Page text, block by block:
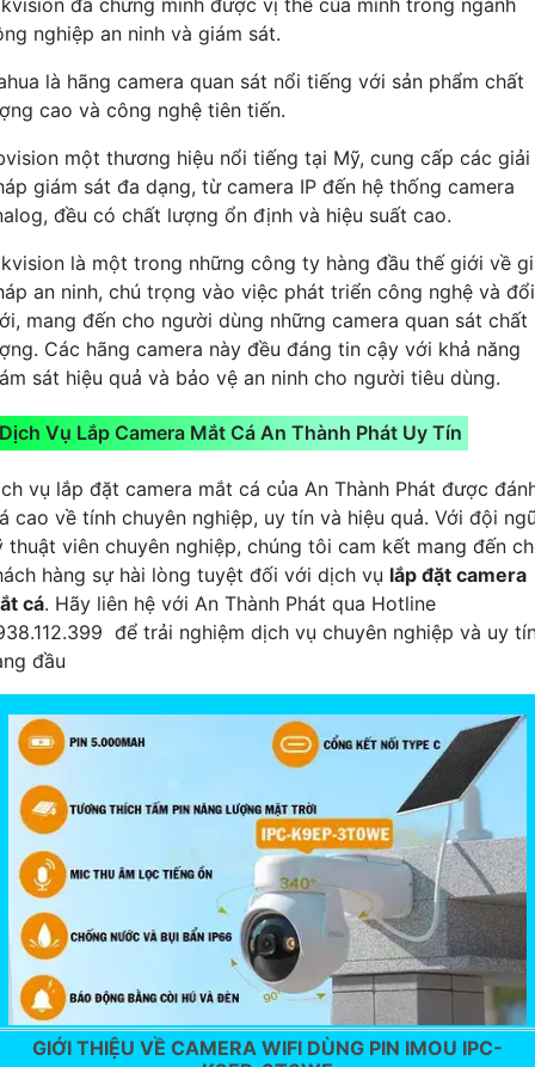
nghiệp an ninh và giám sát.
là hãng camera quan sát nổi tiếng với sản phẩm chất
cao và công nghệ tiên tiến.
một thương hiệu nổi tiếng tại Mỹ, cung cấp các giải
giám sát đa dạng, từ camera IP đến hệ thống camera
đều có chất lượng ổn định và hiệu suất cao.
là một trong những công ty hàng đầu thế giới về
an ninh, chú trọng vào việc phát triển công nghệ và đổi
mang đến cho người dùng những camera quan sát chất
Các hãng camera này đều đáng tin cậy với khả năng
sát hiệu quả và bảo vệ an ninh cho người tiêu dùng.
Dịch Vụ Lắp Camera Mắt Cá An Thành Phát Uy Tín
vụ lắp đặt camera mắt cá của An Thành Phát được
cao về tính chuyên nghiệp, uy tín và hiệu quả. Với đội
thuật viên chuyên nghiệp, chúng tôi cam kết mang đến
hàng sự hài lòng tuyệt đối với dịch vụ lắp đặt camera
cá. Hãy liên hệ với An Thành Phát qua Hotline
để trải nghiệm dịch vụ chuyên nghiệp và uy
đầu
GIỚI THIỆU VỀ CAMERA WIFI DÙNG PIN IMOU IPC-